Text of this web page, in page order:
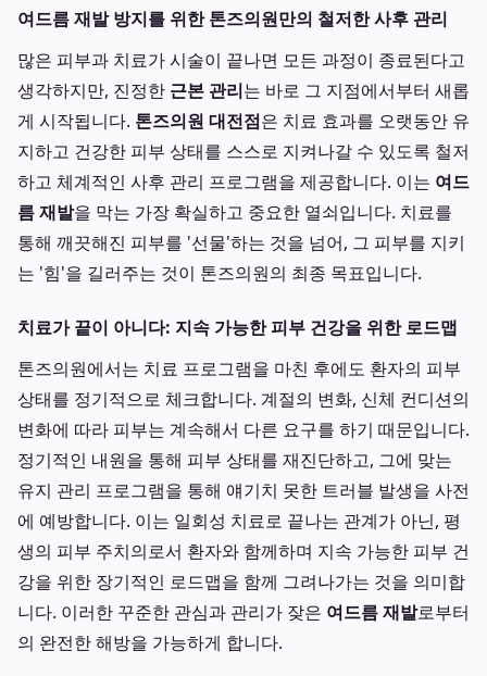
여드름 재발 방지를 위한 톤즈의원만의 철저한 사후 관리
많은 피부과 치료가 시술이 끝나면 모든 과정이 종료된다고
생각하지만, 진정한 근본 관리는 바로 그 지점에서부터 새롭
게 시작됩니다. 톤즈의원 대전점은 치료 효과를 오랫동안 유
지하고 건강한 피부 상태를 스스로 지켜나갈 수 있도록 철저
하고 체계적인 사후 관리 프로그램을 제공합니다. 이는 여드
름 재발을 막는 가장 확실하고 중요한 열쇠입니다. 치료를
통해 깨끗해진 피부를 '선물'하는 것을 넘어, 그 피부를 지키
는 '힘'을 길러주는 것이 톤즈의원의 최종 목표입니다.
치료가 끝이 아니다: 지속 가능한 피부 건강을 위한 로드맵
톤즈의원에서는 치료 프로그램을 마친 후에도 환자의 피부
상태를 정기적으로 체크합니다. 계절의 변화, 신체 컨디션의
변화에 따라 피부는 계속해서 다른 요구를 하기 때문입니다.
정기적인 내원을 통해 피부 상태를 재진단하고, 그에 맞는
유지 관리 프로그램을 통해 얘기치 못한 트러블 발생을 사전
에 예방합니다. 이는 일회성 치료로 끝나는 관계가 아닌, 평
생의 피부 주치의로서 환자와 함께하며 지속 가능한 피부 건
강을 위한 장기적인 로드맵을 함께 그려나가는 것을 의미합
니다. 이러한 꾸준한 관심과 관리가 잦은 여드름 재발로부터
의 완전한 해방을 가능하게 합니다.